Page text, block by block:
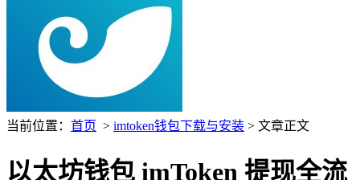
当前位置： 首页 > imtoken钱包下载与安装 > 文章正文
以太坊钱包 imToken 提现全流